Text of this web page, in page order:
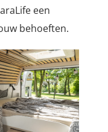
een
behoeften.